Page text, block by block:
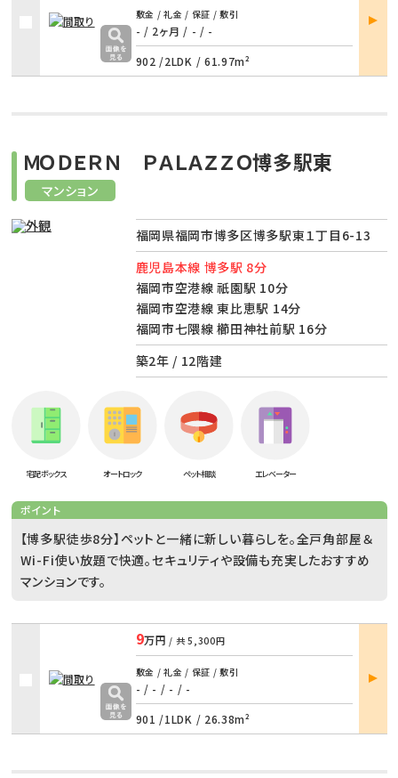
敷金 / 礼金 / 保証 / 敷引
- / 2ヶ月 / - / -
902 /2LDK / 61.97m²
部屋
詳細
マンション
ＭＯＤＥＲＮ ＰＡＬＡＺＺＯ博多駅東
福岡県福岡市博多区博多駅東１丁目6-13
鹿児島本線 博多駅 8分
福岡市空港線 祇園駅 10分
福岡市空港線 東比恵駅 14分
福岡市七隈線 櫛田神社前駅 16分
築2年 / 12階建
宅配ボックス オートロック ペット相談 エレベーター
ポイント
【博多駅徒歩8分】ペットと一緒に新しい暮らしを。全戸角部屋＆
Wi-Fi使い放題で快適。セキュリティや設備も充実したおすすめ
マンションです。
9万円 / 共5,300円
敷金 / 礼金 / 保証 / 敷引
- / - / - / -
901 /1LDK / 26.38m²
部屋
詳細